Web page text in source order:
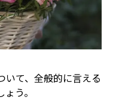
いて、全般的に言える
う。